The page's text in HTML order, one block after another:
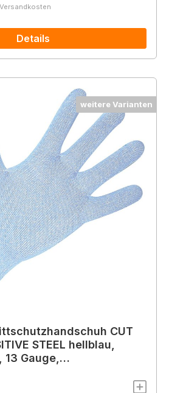
Details
weitere Varianten
CUT
STEEL hellblau,
Gauge,